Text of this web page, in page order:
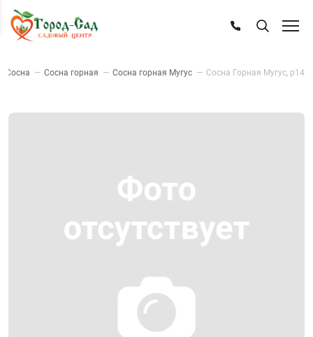
Сосна — Сосна горная — Сосна горная Мугус — Сосна Горная Мугус, р14